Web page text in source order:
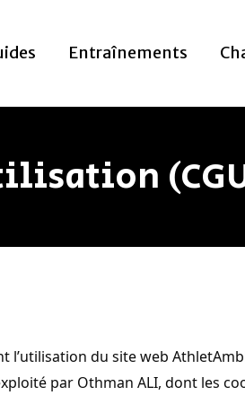
Entraînements
l’utilisation du site web
par Othman ALI, dont les